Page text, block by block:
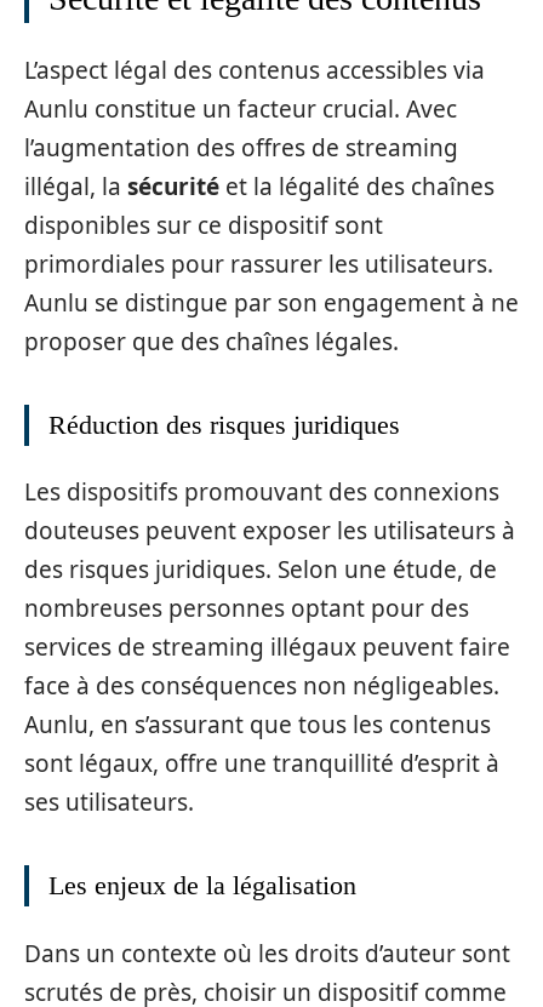
L’aspect légal des contenus accessibles via
Aunlu constitue un facteur crucial. Avec
l’augmentation des offres de streaming
illégal, la sécurité et la légalité des chaînes
disponibles sur ce dispositif sont
primordiales pour rassurer les utilisateurs.
Aunlu se distingue par son engagement à ne
proposer que des chaînes légales.
Réduction des risques juridiques
Les dispositifs promouvant des connexions
douteuses peuvent exposer les utilisateurs à
des risques juridiques. Selon une étude, de
nombreuses personnes optant pour des
services de streaming illégaux peuvent faire
face à des conséquences non négligeables.
Aunlu, en s’assurant que tous les contenus
sont légaux, offre une tranquillité d’esprit à
ses utilisateurs.
Les enjeux de la légalisation
Dans un contexte où les droits d’auteur sont
scrutés de près, choisir un dispositif comme